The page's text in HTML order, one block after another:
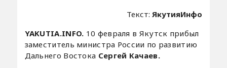
Текст: ЯкутияИнфо
YAKUTIA.INFO. 10 февраля в Якутск прибыл
заместитель министра России по развитию
Дальнего Востока Сергей Качаев.